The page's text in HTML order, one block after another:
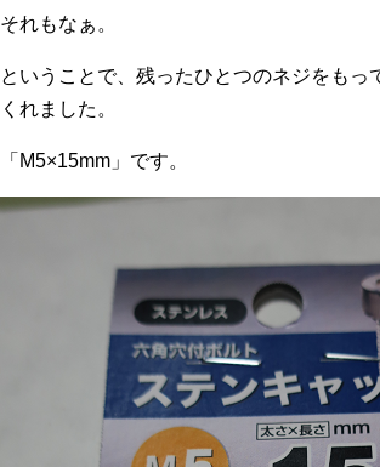
それもなぁ。
ということで、残ったひとつのネジをも
くれました。
「M5×15mm」です。